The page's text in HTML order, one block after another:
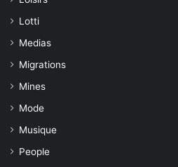
Lotti
Medias
Migrations
Mines
Mode
Musique
People